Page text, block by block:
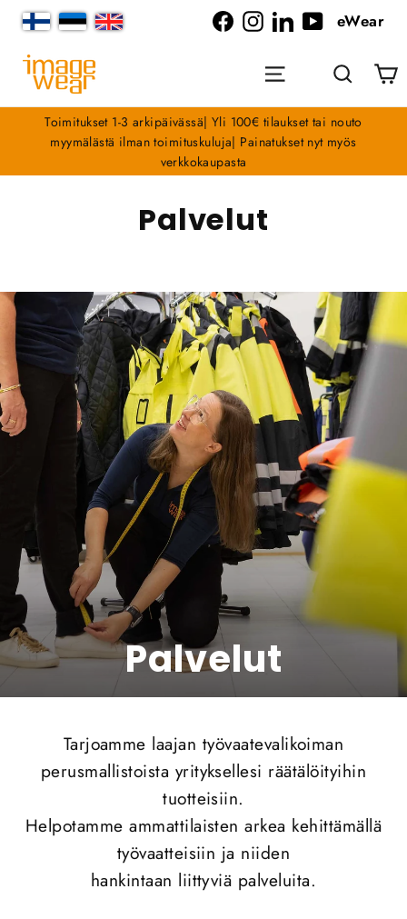
Siirry
sisältöön
eWear
Valikko Haku
Toimitukset 1-3 arkipäivässä| Yli 100€ tilaukset tai nouto
myymälästä ilman toimituskuluja| Painatukset nyt myös
verkkokaupasta
Palvelut
Palvelut
Tarjoamme laajan työvaatevalikoiman
perusmallistoista yrityksellesi räätälöityihin
tuotteisiin.
Helpotamme ammattilaisten arkea kehittämällä
työvaatteisiin ja niiden
hankintaan liittyviä palveluita.